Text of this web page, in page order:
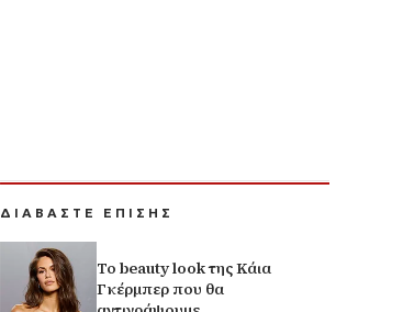
ΔΙΑΒΑΣΤΕ ΕΠΙΣΗΣ
Το beauty look της Κάια
Γκέρμπερ που θα